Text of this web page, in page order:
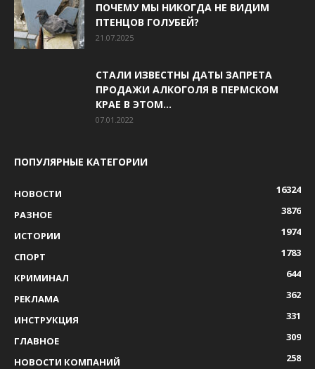
ПОЧЕМУ МЫ НИКОГДА НЕ ВИДИМ
ПТЕНЦОВ ГОЛУБЕЙ?
21.07.2025
СТАЛИ ИЗВЕСТНЫ ДАТЫ ЗАПРЕТА
ПРОДАЖИ АЛКОГОЛЯ В ПЕРМСКОМ
КРАЕ В ЭТОМ...
07.01.2022
ПОПУЛЯРНЫЕ КАТЕГОРИИ
НОВОСТИ
16324
РАЗНОЕ
3876
ИСТОРИИ
1974
СПОРТ
1783
КРИМИНАЛ
644
РЕКЛАМА
362
ИНСТРУКЦИЯ
331
ГЛАВНОЕ
309
НОВОСТИ КОМПАНИЙ
258